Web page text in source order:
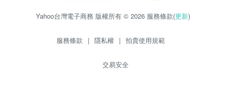
Yahoo台灣電子商務 版權所有 © 2026 服務條款(更新)
服務條款 | 隱私權 | 拍賣使用規範
交易安全